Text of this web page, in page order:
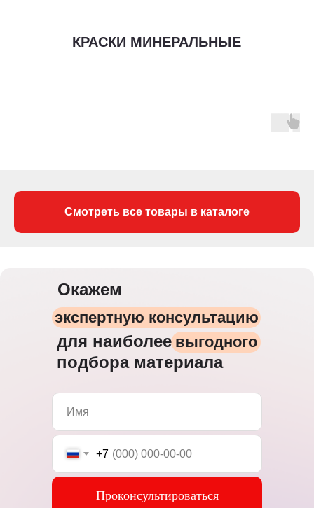
КРАСКИ МИНЕРАЛЬНЫЕ
Смотреть все товары в каталоге
экспертную консультацию
выгодного
Окажем
для наиболее
подбора материала
+7
Проконсультироваться